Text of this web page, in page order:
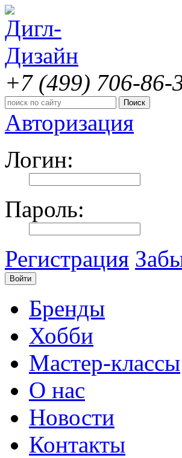
+7 (499) 706-86-
Авторизация
Логин:
Пароль:
Регистрация
Бренды
Хобби
Мастер-классы
О нас
Новости
Контакты